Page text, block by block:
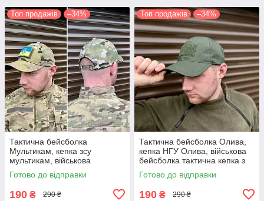
Топ продажів –34%
Тактична бейсболка
Мультикам, кепка зсу
мультикам, військова
бейсболка тактична кепка з
липучкою під шеврон
Готово до відправки
190 ₴ 290 ₴
Топ продажів –34%
Тактична бейсболка Олива,
кепка НГУ Олива, військова
бейсболка тактична кепка з
липучкою під шеврон
Готово до відправки
190 ₴ 290 ₴